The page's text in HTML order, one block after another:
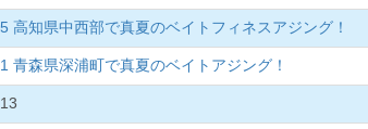
5 高知県中西部で真夏のベイトフィネスアジング！
1 青森県深浦町で真夏のベイトアジング！
13